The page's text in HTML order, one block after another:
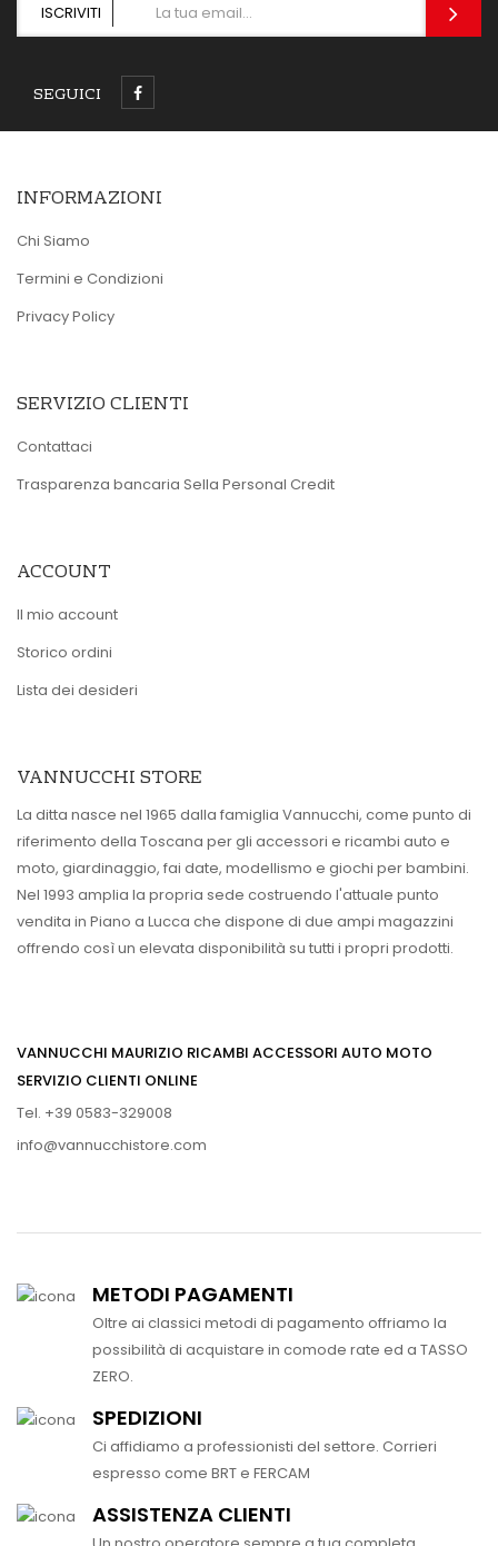
ISCRIVITI
SEGUICI
INFORMAZIONI
Chi Siamo
Termini e Condizioni
Privacy Policy
SERVIZIO CLIENTI
Contattaci
Trasparenza bancaria Sella Personal Credit
ACCOUNT
Il mio account
Storico ordini
Lista dei desideri
VANNUCCHI STORE
La ditta nasce nel 1965 dalla famiglia Vannucchi, come punto di
riferimento della Toscana per gli accessori e ricambi auto e
moto, giardinaggio, fai date, modellismo e giochi per bambini.
Nel 1993 amplia la propria sede costruendo l'attuale punto
vendita in Piano a Lucca che dispone di due ampi magazzini
offrendo così un elevata disponibilità su tutti i propri prodotti.
VANNUCCHI MAURIZIO RICAMBI ACCESSORI AUTO MOTO
SERVIZIO CLIENTI ONLINE
Tel. +39 0583-329008
info@vannucchistore.com
METODI PAGAMENTI
Oltre ai classici metodi di pagamento offriamo la
possibilità di acquistare in comode rate ed a TASSO
ZERO.
SPEDIZIONI
Ci affidiamo a professionisti del settore. Corrieri
espresso come BRT e FERCAM
ASSISTENZA CLIENTI